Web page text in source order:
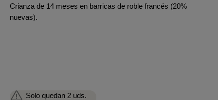
Crianza de 14 meses en barricas de roble francés (20%
nuevas).
Solo quedan 2 uds.